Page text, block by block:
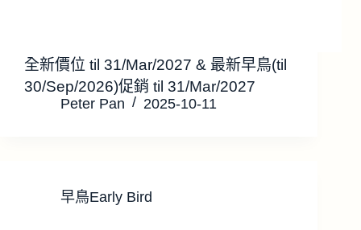
全新價位 til 31/Mar/2027 & 最新早鳥(til
30/Sep/2026)促銷 til 31/Mar/2027
Peter Pan 2025-10-11
早鳥Early Bird